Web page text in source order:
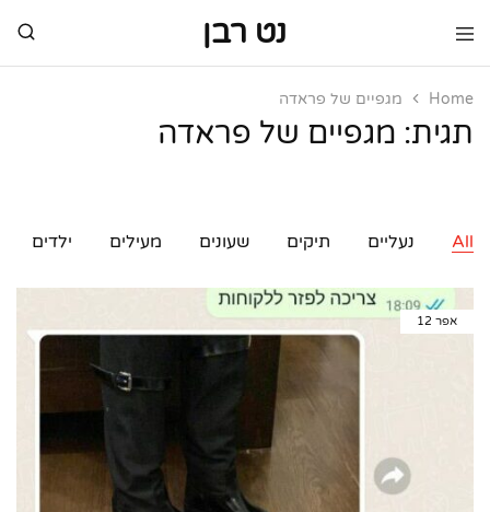
נט רבן
נט
מותגי
מותגי
Home מגפיים של פראדה
תגית: מגפיים של פראדה
All נעליים תיקים שעונים מעילים ילדים
אפר 12